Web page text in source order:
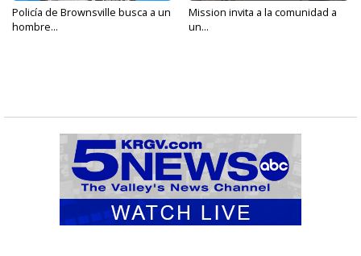
Policía de Brownsville busca a un
hombre...
Mission invita a la comunidad a
un...